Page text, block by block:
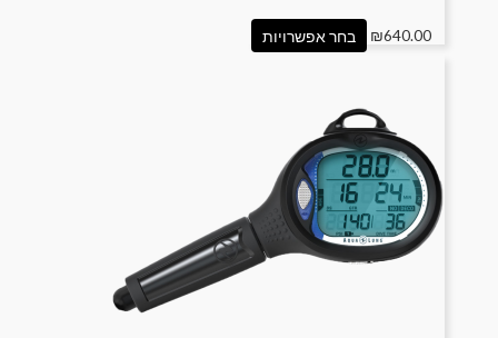
₪640.00 בחר אפשרויות